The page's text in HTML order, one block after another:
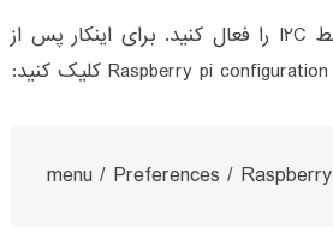
جهت ارتباط بین سنسور و رزبری پای بایستی رابط I2C را فعال کنید. برای اینکار پس از
menu / Preferences /